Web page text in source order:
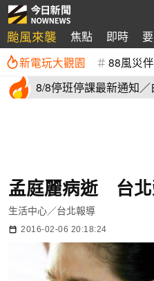
颱風來襲 焦點 即時
新電玩大觀園 88風災
8/8停班停課最新通知
孟庭麗病逝 台北
生活中心／台北報導
2016-02-06 20:18:24